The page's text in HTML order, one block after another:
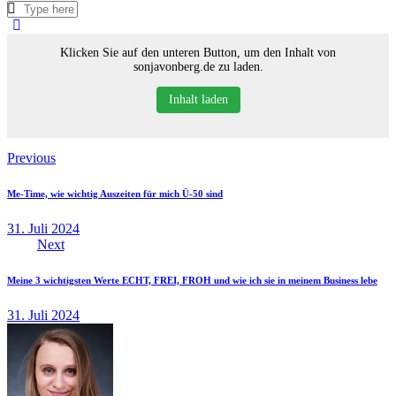
Klicken Sie auf den unteren Button, um den Inhalt von
sonjavonberg.de zu laden.
Inhalt laden
Beitragsnavigation
Previous
Me-Time, wie wichtig Auszeiten für mich Ü-50 sind
31. Juli 2024
Next
Meine 3 wichtigsten Werte ECHT, FREI, FROH und wie ich sie in meinem Business lebe
31. Juli 2024